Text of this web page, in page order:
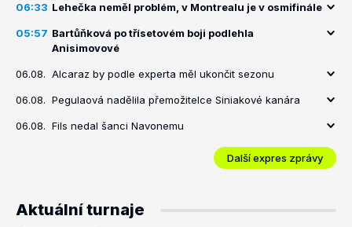
06:33 Lehečka neměl problém, v Montrealu je v osmifinále
05:57 Bartůňková po třísetovém boji podlehla
Anisimovové
06.08. Alcaraz by podle experta měl ukončit sezonu
06.08. Pegulaová nadělila přemožitelce Siniakové kanára
06.08. Fils nedal šanci Navonemu
Další expres zprávy
Aktuální turnaje